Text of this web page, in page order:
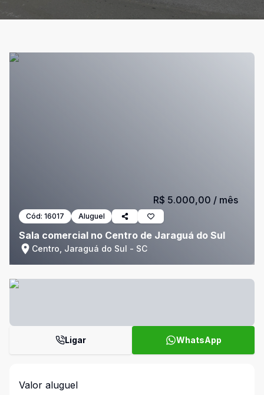
Cód: 16017 Aluguel
Sala comercial no Centro de Jaraguá do Sul
Centro, Jaraguá do Sul - SC
R$ 5.000,00 / mês
Ligar WhatsApp
Valor aluguel